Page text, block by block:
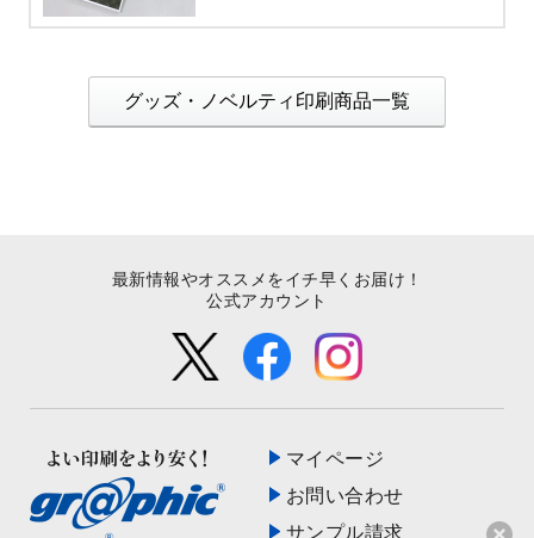
グッズ・ノベルティ印刷商品一覧
マイページ
お問い合わせ
サンプル請求
最新情報やオススメをイチ早くお届け！
公式アカウント